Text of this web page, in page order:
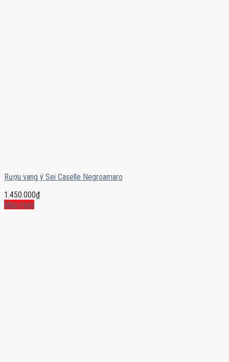
Rượu vang ý Sei Caselle Negroamaro
1.450.000₫
Mua ngay